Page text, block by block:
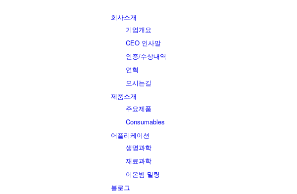
회사소개
기업개요
CEO 인사말
인증/수상내역
연혁
오시는길
제품소개
주요제품
Consumables
어플리케이션
생명과학
재료과학
이온빔 밀링
블로그